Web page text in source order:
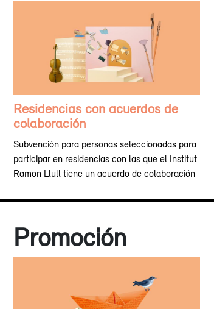
Residencias con acuerdos de
colaboración
Subvención para personas seleccionadas para
participar en residencias con las que el Institut
Ramon Llull tiene un acuerdo de colaboración
Promoción